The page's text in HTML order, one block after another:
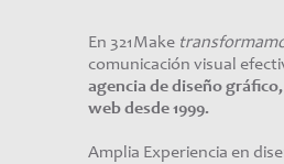
En 321Make
comunicación visual
agencia de diseño
web desde 1999.
Amplia Experiencia en